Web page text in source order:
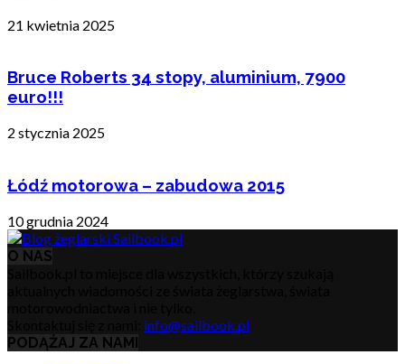
21 kwietnia 2025
Bruce Roberts 34 stopy, aluminium, 7900
euro!!!
2 stycznia 2025
Łódź motorowa – zabudowa 2015
10 grudnia 2024
O NAS
info@sailbook.pl
PODĄŻAJ ZA NAMI